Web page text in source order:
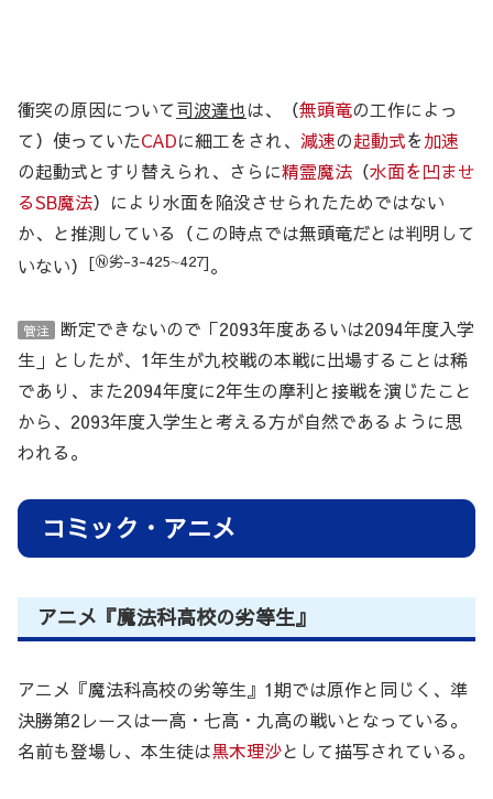
衝突の原因について司波達也は、（無頭竜の工作によっ
て）使っていたCADに細工をされ、 減速の起動式を加速
の起動式とすり替えられ、さらに精霊魔法 （水面を凹ませ
るSB魔法）により水面を陥没させられたためではない
か、と推測している（この時点では無頭竜だとは判明して
いない） [Ⓝ劣-3-425∼427]。
管注
断定できないので「2093年度あるいは2094年度入学
生」としたが、1年生が九校戦の本戦に出場することは稀
であり、また2094年度に2年生の摩利と接戦を演じたこと
から、2093年度入学生と考える方が自然であるように思
われる。
コミック・アニメ
アニメ『魔法科高校の劣等生』
アニメ『魔法科高校の劣等生』1期では原作と同じく、準
決勝第2レースは一高・七高・九高の戦いとなっている。
名前も登場し、本生徒は黒木理沙として描写されている。